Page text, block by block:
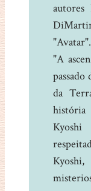
"Avatar".
"A
da
história
Kyoshi